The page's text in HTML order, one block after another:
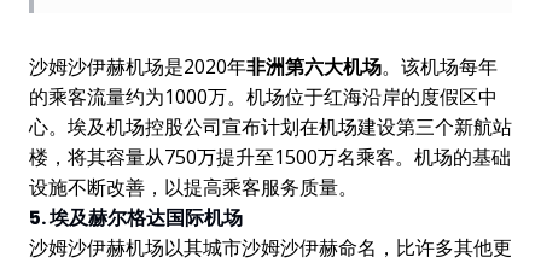
沙姆沙伊赫机场是2020年非洲第六大机场。该机场每年
的乘客流量约为1000万。机场位于红海沿岸的度假区中
心。埃及机场控股公司宣布计划在机场建设第三个新航站
楼，将其容量从750万提升至1500万名乘客。机场的基础
设施不断改善，以提高乘客服务质量。
5. 埃及赫尔格达国际机场
沙姆沙伊赫机场以其城市沙姆沙伊赫命名，比许多其他更